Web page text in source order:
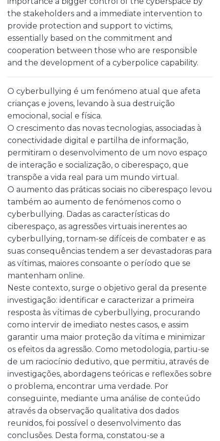
the stakeholders and a immediate intervention to
provide protection and support to victims,
essentially based on the commitment and
cooperation between those who are responsible
and the development of a cyberpolice capability.
O cyberbullying é um fenómeno atual que afeta
crianças e jovens, levando à sua destruição
emocional, social e física.
O crescimento das novas tecnologias, associadas à
conectividade digital e partilha de informação,
permitiram o desenvolvimento de um novo espaço
de interação e socialização, o ciberespaço, que
transpõe a vida real para um mundo virtual.
O aumento das práticas sociais no ciberespaço levou
também ao aumento de fenómenos como o
cyberbullying. Dadas as características do
ciberespaço, as agressões virtuais inerentes ao
cyberbullying, tornam-se difíceis de combater e as
suas consequências tendem a ser devastadoras para
as vítimas, maiores consoante o período que se
mantenham online.
Neste contexto, surge o objetivo geral da presente
investigação: identificar e caracterizar a primeira
resposta às vítimas de cyberbullying, procurando
como intervir de imediato nestes casos, e assim
garantir uma maior proteção da vítima e minimizar
os efeitos da agressão. Como metodologia, partiu-se
de um raciocínio dedutivo, que permitiu, através de
investigações, abordagens teóricas e reflexões sobre
o problema, encontrar uma verdade. Por
conseguinte, mediante uma análise de conteúdo
através da observação qualitativa dos dados
reunidos, foi possível o desenvolvimento das
conclusões. Desta forma, constatou-se a